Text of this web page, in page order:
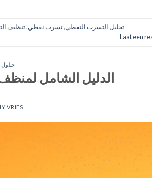
تحليل التسرب النفطي,تسرب نفطي,تنظيف
Laat een
حلول
الدليل الشامل
VRIES